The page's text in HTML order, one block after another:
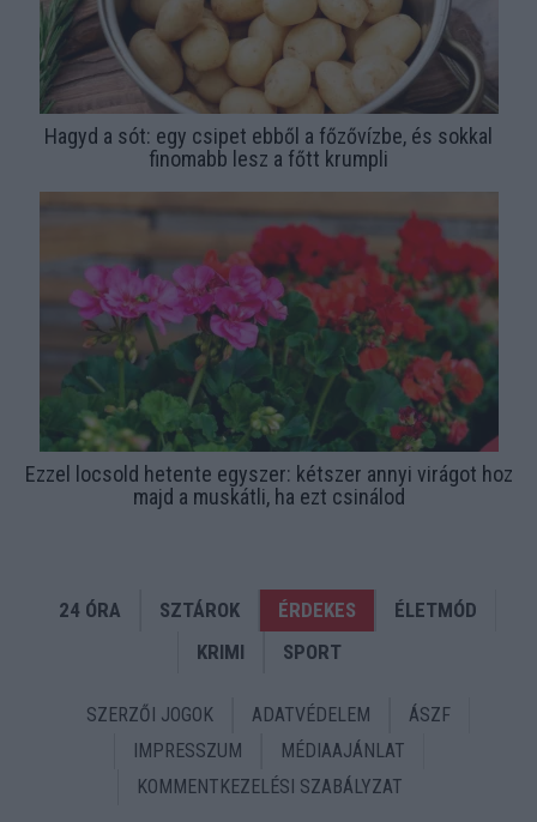
Hagyd a sót: egy csipet ebből a főzővízbe, és sokkal
finomabb lesz a főtt krumpli
Ezzel locsold hetente egyszer: kétszer annyi virágot hoz
majd a muskátli, ha ezt csinálod
24 ÓRA SZTÁROK ÉRDEKES
ÉLETMÓD
KRIMI
SPORT
SZERZŐI JOGOK ADATVÉDELEM
ÁSZF
IMPRESSZUM
MÉDIAAJÁNLAT
KOMMENTKEZELÉSI SZABÁLYZAT